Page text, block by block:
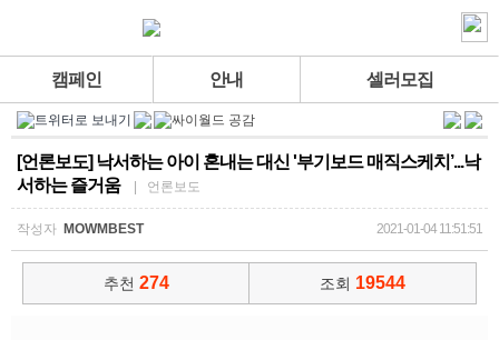
캠페인 안내 셀러모집
[언론보도] 낙서하는 아이 혼내는 대신 '부기보드 매직스케치’...낙
서하는 즐거움
| 언론보도
작성자 MOWMBEST 2021-01-04 11:51:51
추천 274 조회 19544